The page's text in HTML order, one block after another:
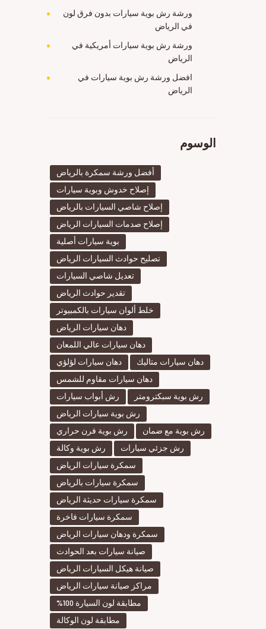
ورشة رش بوية سيارات بدون فرق لون
في الرياض
ورشة رش بوية سيارات أمريكية في
الرياض
افضل ورشة رش بوية سيارات في
الرياض
الوسوم
أفضل ورشة سمكرة بالرياض
إصلاح خدوش وبوية سيارات
إصلاح شاصي السيارات بالرياض
إصلاح صدمات السيارات الرياض
بوية سيارات أصلية
تصليح حوادث السيارات الرياض
تعديل شاصي السيارات
تقدير حوادث الرياض
خلط ألوان سيارات بالكمبيوتر
دهان سيارات الرياض
دهان سيارات عالي اللمعان
دهان سيارات لؤلؤي
دهان سيارات متاليك
دهان سيارات مقاوم للشمس
رش أبواب سيارات
رش بوية سبكترومتر
رش بوية سيارات الرياض
رش بوية فرن حراري
رش بوية مع ضمان
رش بوية وكالة
رش جزئي سيارات
سمكرة سيارات الرياض
سمكرة سيارات بالرياض
سمكرة سيارات حديثة الرياض
سمكرة سيارات فاخرة
سمكرة ودهان سيارات الرياض
صيانة سيارات بعد الحوادث
صيانة هيكل السيارات الرياض
مراكز صيانة سيارات الرياض
مطابقة لون السيارة 100%
مطابقة لون الوكالة